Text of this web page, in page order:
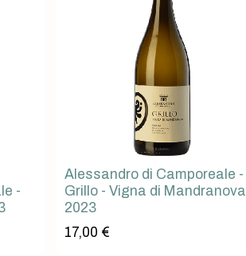
-
Alessandro di Camporeale -
Grillo - Vigna di Mandranova
2023
17,00 €